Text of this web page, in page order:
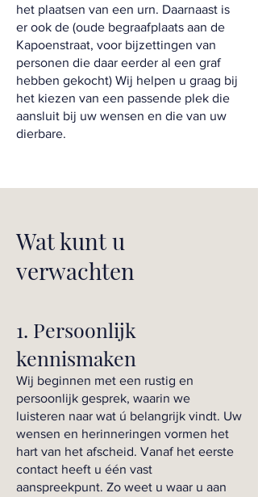
het plaatsen van een urn. Daarnaast is
er ook de (oude begraafplaats aan de
Kapoenstraat, voor bijzettingen van
personen die daar eerder al een graf
hebben gekocht) Wij helpen u graag bij
het kiezen van een passende plek die
aansluit bij uw wensen en die van uw
dierbare.
Wat kunt u
verwachten
1. Persoonlijk
kennismaken
Wij beginnen met een rustig en
persoonlijk gesprek, waarin we
luisteren naar wat ú belangrijk vindt. Uw
wensen en herinneringen vormen het
hart van het afscheid. Vanaf het eerste
contact heeft u één vast
aanspreekpunt. Zo weet u waar u aan